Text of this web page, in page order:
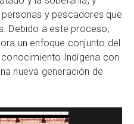
y pescadores que
Debido a este proceso,
un enfoque conjunto del
Indígena con
nueva generación de